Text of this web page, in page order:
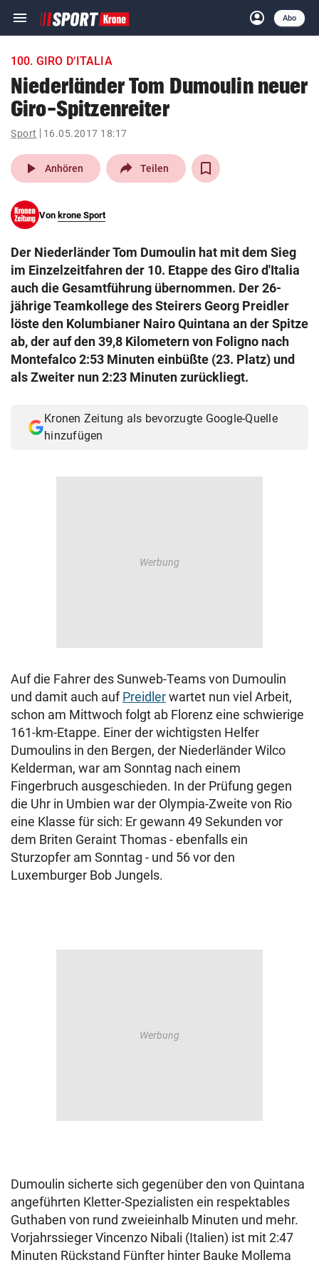
menu Navigation
ein-/ausklappen
account_circle
Anmelden
Abo
close Schließen
account_circle Anmelden
pin_drop
Wien arrow_right
search
eingeben
© Krone Multimedia GmbH & Co KG 2026
Muthgasse 2, 1190 Wien
100. GIRO D‘ITALIA
Niederländer Tom Dumoulin neuer
Giro-Spitzenreiter
Sport 16.05.2017 18:17
play_arrow Anhören Teilen
Von krone Sport
Der Niederländer Tom Dumoulin hat mit dem Sieg
im Einzelzeitfahren der 10. Etappe des Giro d'Italia
auch die Gesamtführung übernommen. Der 26-
jährige Teamkollege des Steirers Georg Preidler
löste den Kolumbianer Nairo Quintana an der Spitze
ab, der auf den 39,8 Kilometern von Foligno nach
Montefalco 2:53 Minuten einbüßte (23. Platz) und
als Zweiter nun 2:23 Minuten zurückliegt.
Kronen Zeitung als bevorzugte Google-Quelle
hinzufügen
Auf die Fahrer des Sunweb-Teams von Dumoulin
und damit auch aufPreidlerwartet nun viel Arbeit,
schon am Mittwoch folgt ab Florenz eine schwierige
161-km-Etappe. Einer der wichtigsten Helfer
Dumoulins in den Bergen, der Niederländer Wilco
Kelderman, war am Sonntag nach einem
Fingerbruch ausgeschieden. In der Prüfung gegen
die Uhr in Umbien war der Olympia-Zweite von Rio
eine Klasse für sich: Er gewann 49 Sekunden vor
dem Briten Geraint Thomas - ebenfalls ein
Sturzopfer am Sonntag - und 56 vor den
Luxemburger Bob Jungels.
Dumoulin sicherte sich gegenüber den von Quintana
angeführten Kletter-Spezialisten ein respektables
Guthaben von rund zweieinhalb Minuten und mehr.
Vorjahrssieger Vincenzo Nibali (Italien) ist mit 2:47
Minuten Rückstand Fünfter hinter Bauke Mollema